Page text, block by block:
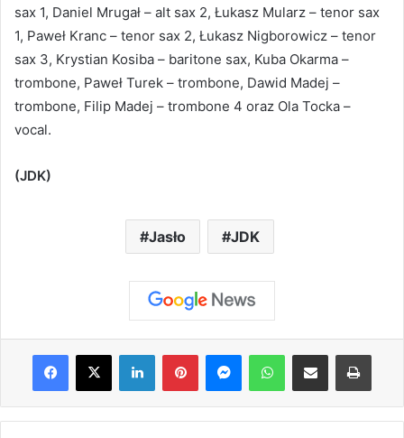
sax 1, Daniel Mrugał – alt sax 2, Łukasz Mularz – tenor sax
1, Paweł Kranc – tenor sax 2, Łukasz Nigborowicz – tenor
sax 3, Krystian Kosiba – baritone sax, Kuba Okarma –
trombone, Paweł Turek – trombone, Dawid Madej –
trombone, Filip Madej – trombone 4 oraz Ola Tocka –
vocal.
(JDK)
Jasło JDK
Facebook
X LinkedInPinterestMessengerWhatsAppShare via Email Print